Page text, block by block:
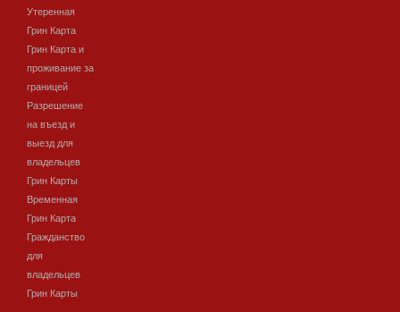
Утеренная
Грин Карта
Грин Карта и
проживание за
границей
Разрешение
на въезд и
выезд для
владельцев
Грин Карты
Временная
Грин Карта
Гражданство
для
владельцев
Грин Карты